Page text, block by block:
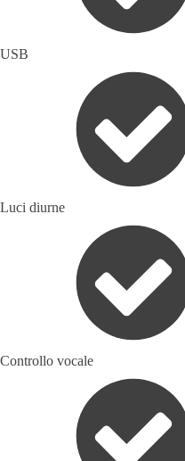
USB
Luci diurne
Controllo vocale